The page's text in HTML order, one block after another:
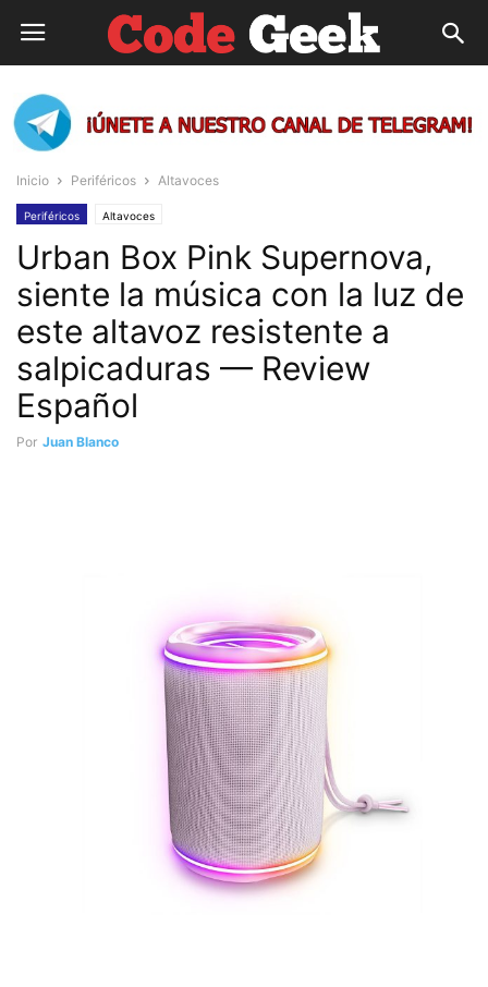
Inicio Periféricos Altavoces
Periféricos Altavoces
Urban Box Pink Supernova,
siente la música con la luz de
este altavoz resistente a
salpicaduras — Review
Español
Por Juan Blanco